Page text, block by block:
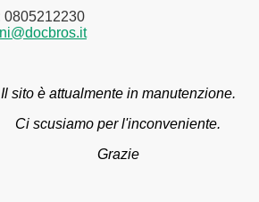
0805212230
Il sito è attualmente in manutenzione.
Ci scusiamo per l'inconveniente.
Grazie